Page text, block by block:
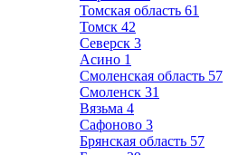
Томская область 61
Томск 42
Северск 3
Асино 1
Смоленская область 57
Смоленск 31
Вязьма 4
Сафоново 3
Брянская область 57